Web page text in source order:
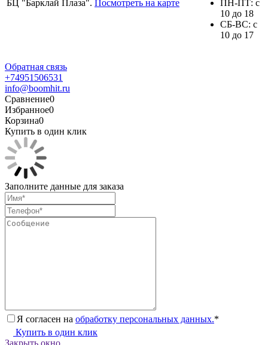
БЦ "Барклай Плаза". Посмотреть на карте
ПH-ПТ: с
10 до 18
СБ-ВС: с
10 до 17
Обратная связь
+74951506531
info@boomhit.ru
Сравнение0
Избранное0
Корзина0
Купить в один клик
Заполните данные для заказа
Я согласен на обработку персональных данных.*
Купить в один клик